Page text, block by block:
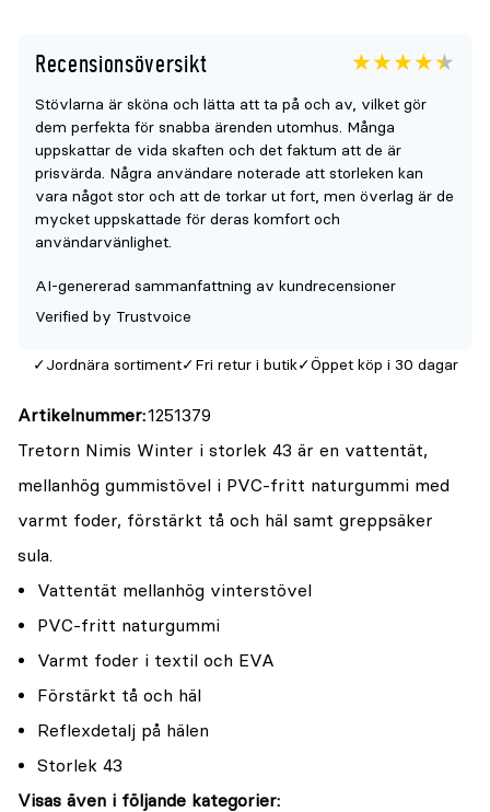
Recensionsöversikt
Betyget
för
denna
produkt
är
5
4.4
5
Stövlarna är sköna och lätta att ta på och av, vilket gör
dem perfekta för snabba ärenden utomhus. Många
uppskattar de vida skaften och det faktum att de är
prisvärda. Några användare noterade att storleken kan
vara något stor och att de torkar ut fort, men överlag är de
mycket uppskattade för deras komfort och
användarvänlighet.
AI-genererad sammanfattning av kundrecensioner
Verified by Trustvoice
Jordnära sortiment Fri retur i butik Öppet köp i 30 dagar
Artikelnummer 1251379
Tretorn Nimis Winter i storlek 43 är en vattentät,
mellanhög gummistövel i PVC-fritt naturgummi med
varmt foder, förstärkt tå och häl samt greppsäker
sula.
Vattentät mellanhög vinterstövel
PVC-fritt naturgummi
Varmt foder i textil och EVA
Förstärkt tå och häl
Reflexdetalj på hälen
Storlek 43
Visas även i följande kategorier: